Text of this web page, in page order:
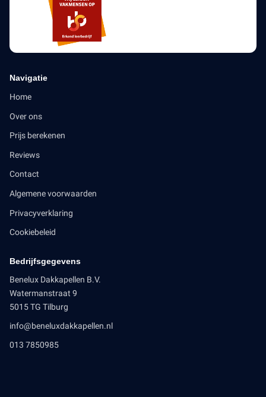
Navigatie
Home
Over ons
Prijs berekenen
Reviews
Contact
Algemene voorwaarden
Privacyverklaring
Cookiebeleid
Bedrijfsgegevens
Benelux Dakkapellen B.V.
Watermanstraat 9
5015 TG Tilburg
info@beneluxdakkapellen.nl
013 7850985